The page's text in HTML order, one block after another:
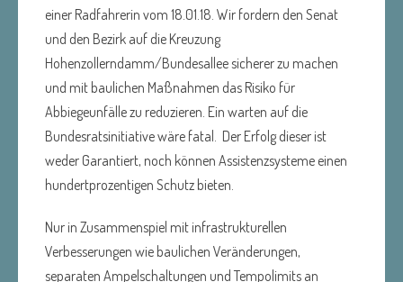
einer Radfahrerin vom 18.01.18. Wir fordern den Senat
und den Bezirk auf die Kreuzung
Hohenzollerndamm/Bundesallee sicherer zu machen
und mit baulichen Maßnahmen das Risiko für
Abbiegeunfälle zu reduzieren. Ein warten auf die
Bundesratsinitiative wäre fatal. Der Erfolg dieser ist
weder Garantiert, noch können Assistenzsysteme einen
hundertprozentigen Schutz bieten.
Nur in Zusammenspiel mit infrastrukturellen
Verbesserungen wie baulichen Veränderungen,
separaten Ampelschaltungen und Tempolimits an